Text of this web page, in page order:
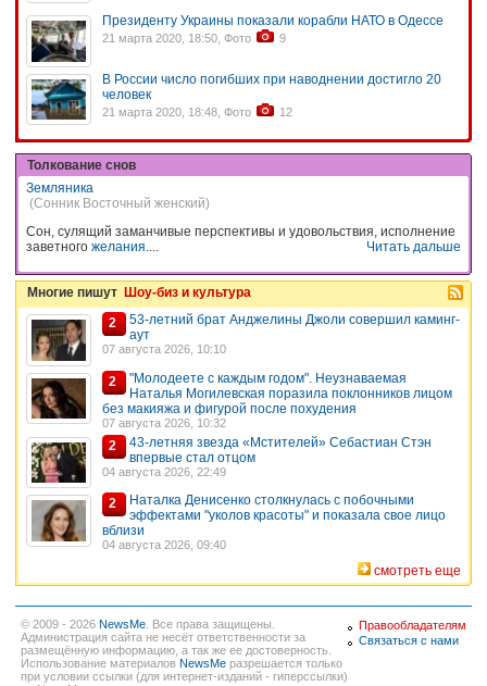
Президенту Украины показали корабли НАТО в Одессе
21 марта 2020, 18:50, Фото 9
В России число погибших при наводнении достигло 20
человек
21 марта 2020, 18:48, Фото 12
Толкование снов
Земляника
(Сонник Восточный женский)
Сон, сулящий заманчивые перспективы и удовольствия, исполнение
заветного желания.... Читать дальше
Многие пишут Шоу-биз и культура
2
53-летний брат Анджелины Джоли совершил каминг-
аут
07 августа 2026, 10:10
2
"Молодеете с каждым годом". Неузнаваемая
Наталья Могилевская поразила поклонников лицом
без макияжа и фигурой после похудения
07 августа 2026, 10:32
2
43-летняя звезда «Мстителей» Себастиан Стэн
впервые стал отцом
04 августа 2026, 22:49
2
Наталка Денисенко столкнулась с побочными
эффектами "уколов красоты" и показала свое лицо
вблизи
04 августа 2026, 09:40
смотреть еще
© 2009 - 2026 NewsMe . Все права защищены.
Администрация сайта не несёт ответственности за
размещённую информацию, а так же ее достоверность.
Использование материалов NewsMe разрешается только
при условии ссылки (для интернет-изданий - гиперссылки)
Правообладателям
Связаться с нами